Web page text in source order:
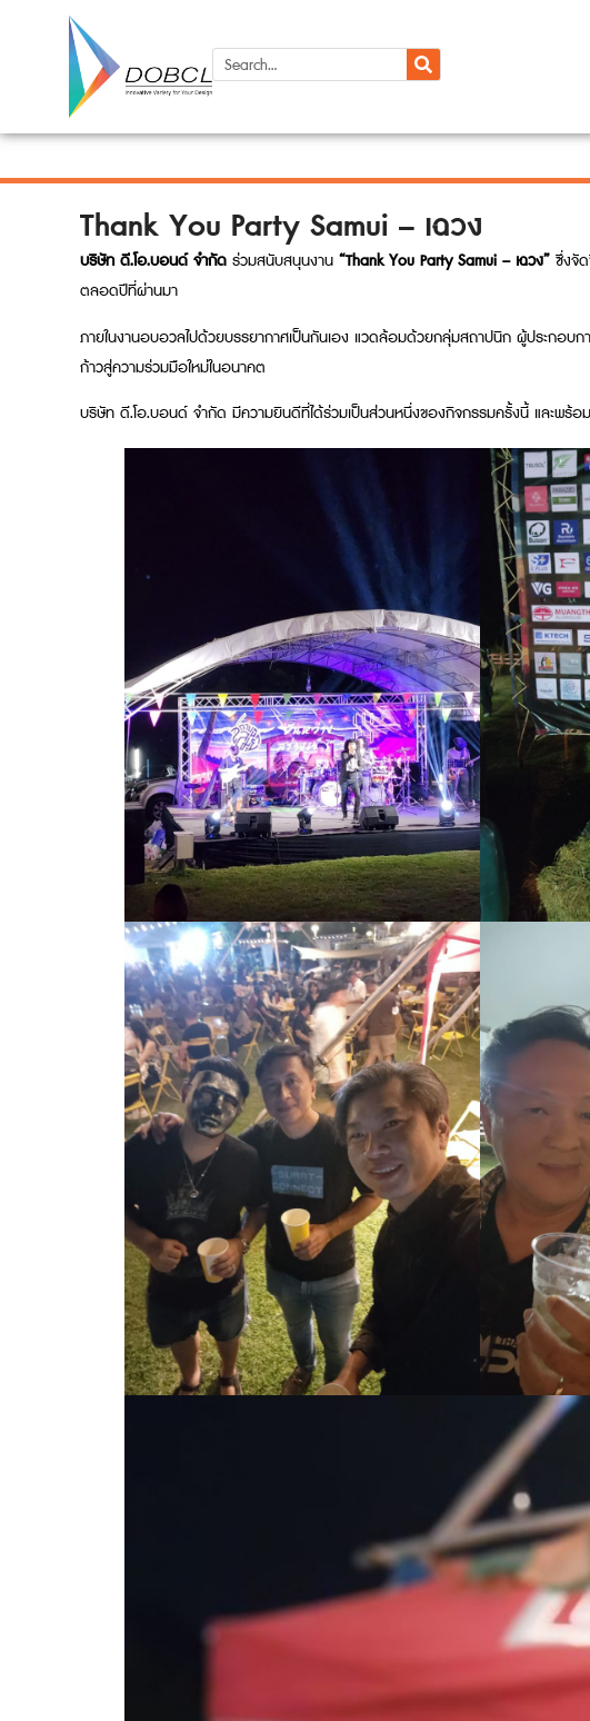
Thank You Party Samui – เฉวง
บริษัท ดี.โอ.บอนด์ จำกัด ร่วมสนับสนุนงาน “Thank You Party Samui – เฉวง” ซึ่งจั
ตลอดปีที่ผ่านมา
ภายในงานอบอวลไปด้วยบรรยากาศเป็นกันเอง แวดล้อมด้วยกลุ่มสถาปนิก ผู้ประกอ
ก้าวสู่ความร่วมมือใหม่ในอนาคต
บริษัท ดี.โอ.บอนด์ จำกัด มีความยินดีที่ได้ร่วมเป็นส่วนหนึ่งของกิจกรรมครั้งนี้ และพร้